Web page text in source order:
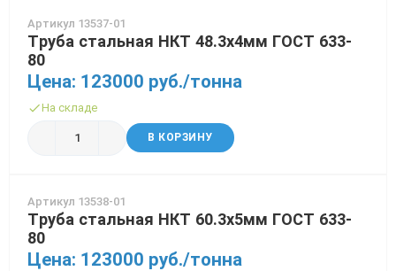
Артикул 13537-01
Труба стальная НКТ 48.3х4мм ГОСТ 633-
80
Цена: 123000 руб./тонна
На складе
В КОРЗИНУ
Артикул 13538-01
Труба стальная НКТ 60.3х5мм ГОСТ 633-
80
Цена: 123000 руб./тонна
70x70 мм
80x80 мм
100x100 мм
Труба газлифтная
Труба бурильная СБТМ, ТБСУ
Труба котельная
Труба насосно-компрессорная (НКТ)
Труба нефтепроводная
3 мм
Рулон стальной оцинкованный
12 мм
14 мм
16 мм
25 мм
40 мм
30 мм
50 мм
Балка 30
Полоса Алюминиевая
Труба профильная
Проволока колючая Егоза
Проволока колючая Репейник
Проволока наплавочная
Проволока оцинкованная
Проволока с полимерным покрытием
Проволока телеграфная
Порошки и полимеры